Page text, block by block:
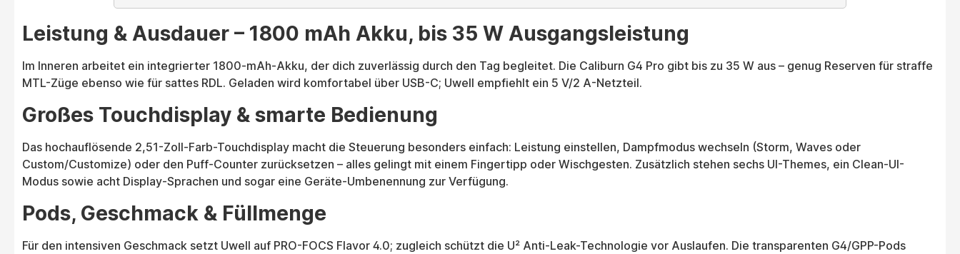
Leistung & Ausdauer – 1800 mAh Akku, bis 35 W Ausgangsleistung
Im Inneren arbeitet ein integrierter 1800-mAh-Akku, der dich zuverlässig durch den Tag begleitet. Die Caliburn G4 Pro gibt bis zu 35 W aus – genug Reserven für straffe
MTL-Züge ebenso wie für sattes RDL. Geladen wird komfortabel über USB-C; Uwell empfiehlt ein 5 V/2 A-Netzteil.
Großes Touchdisplay & smarte Bedienung
Das hochauflösende 2,51-Zoll-Farb-Touchdisplay macht die Steuerung besonders einfach: Leistung einstellen, Dampfmodus wechseln (Storm, Waves oder
Custom/Customize) oder den Puff-Counter zurücksetzen – alles gelingt mit einem Fingertipp oder Wischgesten. Zusätzlich stehen sechs UI-Themes, ein Clean-UI-
Modus sowie acht Display-Sprachen und sogar eine Geräte-Umbenennung zur Verfügung.
Pods, Geschmack & Füllmenge
Für den intensiven Geschmack setzt Uwell auf PRO-FOCS Flavor 4.0; zugleich schützt die U² Anti-Leak-Technologie vor Auslaufen. Die transparenten G4/GPP-Pods